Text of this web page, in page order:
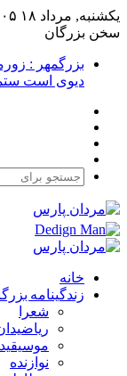
یکشنبه, مرداد ۱۸ ۱۴۰۵
سخن بزرگان
بزرگمهر :
دیوی است
خانه
زندگینامه
شعرا
نوازنده